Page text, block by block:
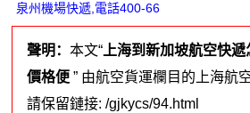
泉州機場快遞,電話400-66
聲明： 本文“ 上海到新加坡航空快遞
價格便 ” 由航空貨運欄目的上海航
請保留鏈接: /gjkycs/94.html